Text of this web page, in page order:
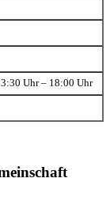
Uhr – 18:00 Uhr